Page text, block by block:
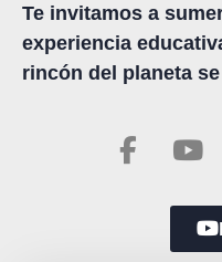
Te invitamos a
experiencia
rincón del planeta